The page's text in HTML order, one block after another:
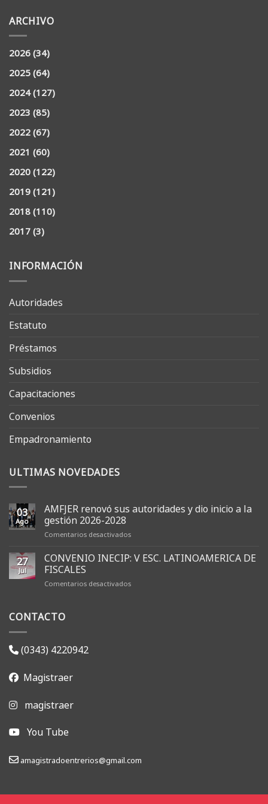
ARCHIVO
2026(34)
2025(64)
2024(127)
2023(85)
2022(67)
2021 (60)
2020(122)
2019(121)
2018(110)
2017(3)
INFORMACIÓN
Autoridades
Estatuto
Préstamos
Subsidios
Capacitaciones
Convenios
Empadronamiento
ULTIMAS NOVEDADES
03
Ago
AMFJER renovó sus autoridades y dio inicio a la
gestión 2026-2028
Comentarios desactivadosen
renovó
sus
y
27
Jul
CONVENIO INECIP: V ESC. LATINOAMERICA DE
FISCALES
Comentarios desactivadosen
CONTACTO
(0343) 4220942
Magistraer
magistraer
You Tube
amagistradoentrerios@gmail.com